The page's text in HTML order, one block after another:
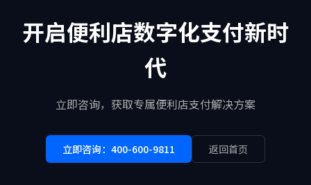
开启便利店数字化支付新时
代
立即咨询，获取专属便利店支付解决方案
立即咨询：400-600-9811 返回首页